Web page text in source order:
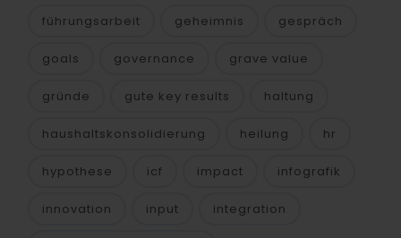
führungsarbeit geheimnis gespräch
goals governance grave value
gründe gute key results haltung
haushaltskonsolidierung heilung hr
hypothese icf impact infografik
innovation input integration